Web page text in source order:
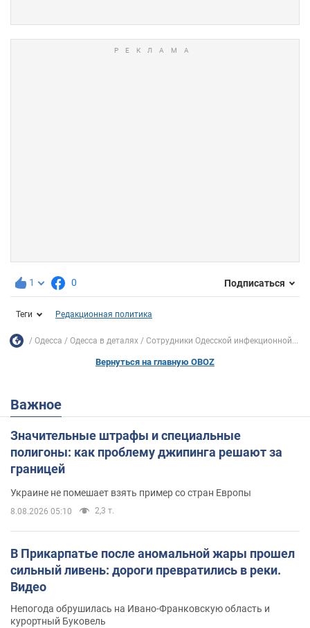
1 0 Подписаться
Теги Редакционная политика
Одесса Одесса в деталях Сотрудники Одесской инфекционной...
Вернуться на главную OBOZ
Важное
Значительные штрафы и специальные
полигоны: как проблему джипинга решают за
границей
Украине не помешает взять пример со стран Европы
8.08.2026 05:10 2,3 т.
В Прикарпатье после аномальной жары прошел
сильный ливень: дороги превратились в реки.
Видео
Непогода обрушилась на Ивано-Франковскую область и
курортный Буковель